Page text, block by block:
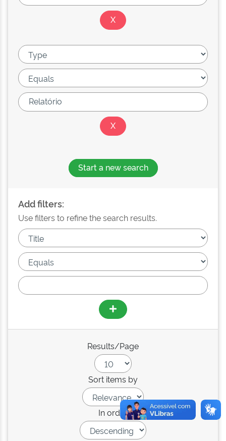
Start a new search
Add filters:
Use filters to refine the search results.
Results/Page
Sort items by
In order